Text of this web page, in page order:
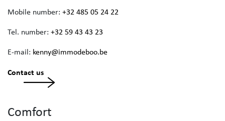
Mobile number: +32 485 05 24 22
Tel. number: +32 59 43 43 23
E-mail: kenny@immodeboo.be
Contact us
Comfort